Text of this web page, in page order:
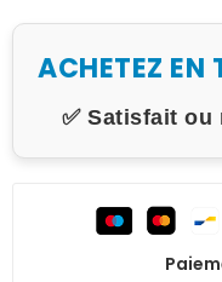
ACHETEZ EN
✅ Satisfait